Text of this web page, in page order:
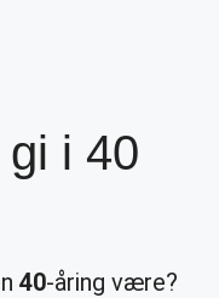
i 40
40-åring være?